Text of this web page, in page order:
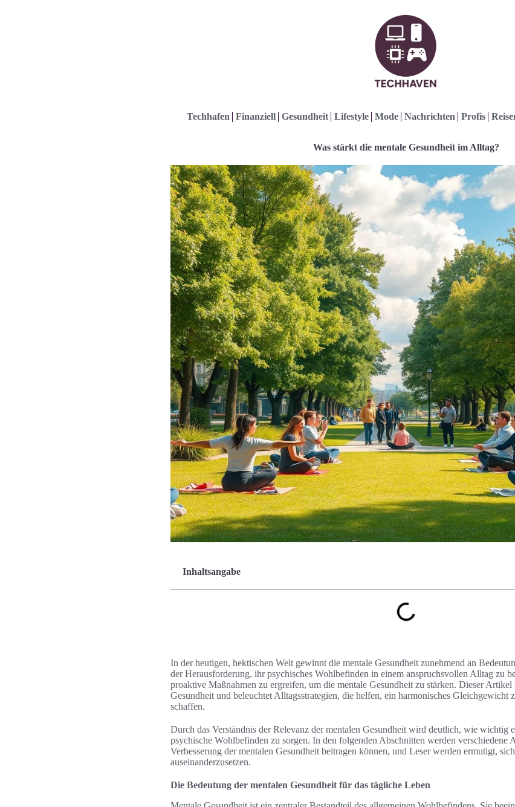
Techhafen Finanziell Gesundheit Lifestyle Mode Nachrichten Profis
Was stärkt die mentale Gesundheit im Alltag?
Inhaltsangabe
In der heutigen, hektischen Welt gewinnt die mentale Gesundheit zunehmend an
der Herausforderung, ihr psychisches Wohlbefinden in einem anspruchsvollen Alltag zu
proaktive Maßnahmen zu ergreifen, um die mentale Gesundheit zu stärken. Dieser
Gesundheit und beleuchtet Alltagsstrategien, die helfen, ein harmonisches Gleichgewicht
schaffen.
Durch das Verständnis der Relevanz der mentalen Gesundheit wird deutlich, wie wichtig
psychische Wohlbefinden zu sorgen. In den folgenden Abschnitten werden verschiedene
Verbesserung der mentalen Gesundheit beitragen können, und Leser werden ermutigt,
auseinanderzusetzen.
Die Bedeutung der mentalen Gesundheit für das tägliche Leben